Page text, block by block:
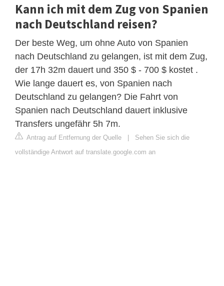
Kann ich mit dem Zug von Spanien
nach Deutschland reisen?
Der beste Weg, um ohne Auto von Spanien
nach Deutschland zu gelangen, ist mit dem Zug,
der 17h 32m dauert und 350 $ - 700 $ kostet .
Wie lange dauert es, von Spanien nach
Deutschland zu gelangen? Die Fahrt von
Spanien nach Deutschland dauert inklusive
Transfers ungefähr 5h 7m.
Antrag auf Entfernung der Quelle | Sehen Sie sich die
vollständige Antwort auf translate.google.com an